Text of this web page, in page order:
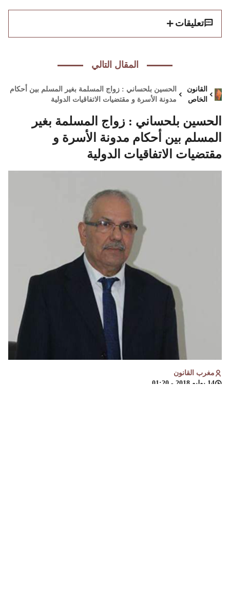
تعليقات
المقال التالي
القانون
الخاص
الحسين بلحساني : زواج المسلمة بغير المسلم بين أحكام
مدونة الأسرة و مقتضيات الاتفاقيات الدولية
الحسين بلحساني : زواج المسلمة بغير
المسلم بين أحكام مدونة الأسرة و
مقتضيات الاتفاقيات الدولية
مغرب القانون
14 يوليو 2018 - 01:20